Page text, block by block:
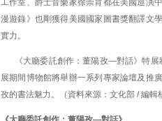
工作室、爵士音樂家徐崇育都在美國巡演
漫遊錄》也剛獲得美國國家圖書獎翻譯文
實力。
《大廳委託創作：董陽孜—對話》特
展期間博物館將舉辦一系列專家論壇及推
孜的書法魅力。（資料來源：文化部 / 編輯